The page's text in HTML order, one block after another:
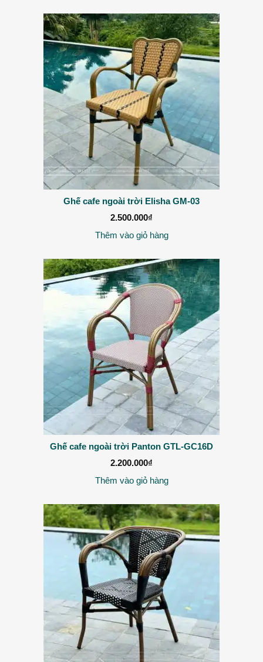
Ghế cafe ngoài trời Elisha GM-03
2.500.000₫
Thêm vào giỏ hàng
Ghế cafe ngoài trời Panton GTL-GC16D
2.200.000₫
Thêm vào giỏ hàng